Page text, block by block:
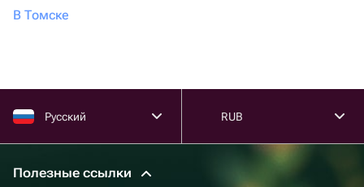
Реальные отзывы покупателей с фото оформленных
доплат за упаковку и ленту. Зайдите в каталог,
букета сухоцветов в Петрозаводске уже сегодня.
В Томске
Русский RUB
Полезные ссылки